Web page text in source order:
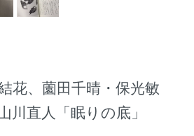
花、薗田千晴・保光敏
川直人「眠りの底」